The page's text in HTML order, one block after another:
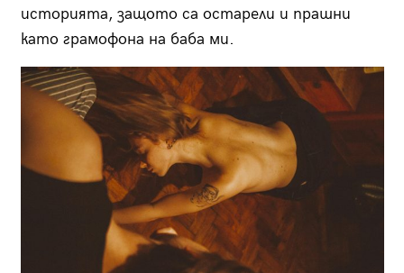
историята, защото са остарели и прашни
като грамофона на баба ми.